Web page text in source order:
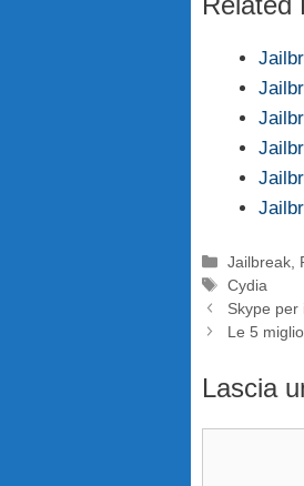
Categorie
Jailbreak
Tag
Cydia
Skype per
Le 5
Lascia